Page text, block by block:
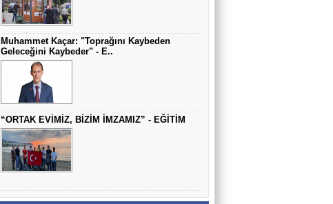
Muhammet Kaçar: "Toprağını Kaybeden
Geleceğini Kaybeder" - E..
“ORTAK EVİMİZ, BİZİM İMZAMIZ” - EĞİTİM